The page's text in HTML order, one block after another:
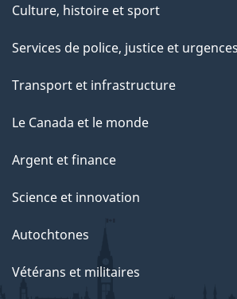
t
e
a
g
Culture, histoire et sport
Services de police, justice et urgences
Transport et infrastructure
Le Canada et le monde
Argent et finance
Science et innovation
Autochtones
Vétérans et militaires